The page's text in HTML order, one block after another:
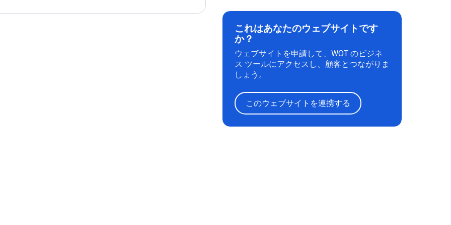
これはあなたのウェブサイトです
か？
ウェブサイトを申請して、WOT のビジネ
ス ツールにアクセスし、顧客とつながりま
しょう。
このウェブサイトを連携する